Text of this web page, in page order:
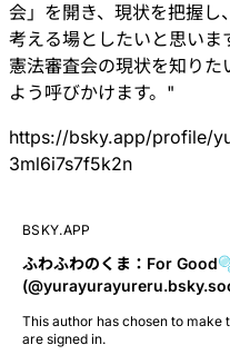
会」を開き、現状を把握し
考える場としたいと思いま
憲法審査会の現状を知り
よう呼びかけます。"
https://bsky.app/profile/
3ml6i7s7f5k2n
BSKY.APP
ふわふわのくま：For
This author has chosen to make
are signed in.